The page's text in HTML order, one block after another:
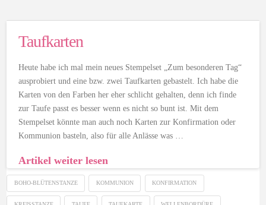
Taufkarten
Heute habe ich mal mein neues Stempelset „Zum besonderen Tag“
ausprobiert und eine bzw. zwei Taufkarten gebastelt. Ich habe die
Karten von den Farben her eher schlicht gehalten, denn ich finde
zur Taufe passt es besser wenn es nicht so bunt ist. Mit dem
Stempelset könnte man auch noch Karten zur Konfirmation oder
Kommunion basteln, also für alle Anlässe was …
Artikel weiter lesen
BOHO-BLÜTENSTANZE KOMMUNION KONFIRMATION